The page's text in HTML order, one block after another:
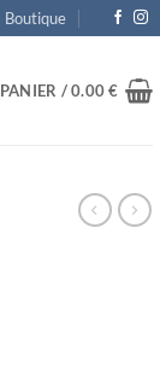
Boutique
PANIER /0.00€